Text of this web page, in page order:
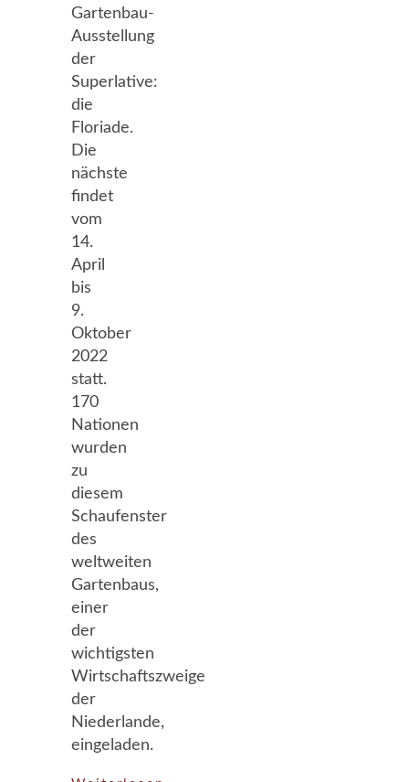
Gartenbau-
Ausstellung
der
Superlative:
die
Floriade.
Die
nächste
findet
vom
14.
April
bis
9.
Oktober
2022
statt.
170
Nationen
wurden
zu
diesem
Schaufenster
des
weltweiten
Gartenbaus,
einer
der
wichtigsten
Wirtschaftszweige
der
Niederlande,
eingeladen.